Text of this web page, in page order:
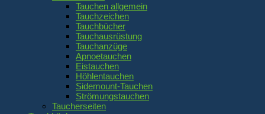
Tauchen allgemein
Tauchzeichen
Tauchbücher
Tauchausrüstung
Tauchanzüge
Apnoetauchen
Eistauchen
Höhlentauchen
Sidemount-Tauchen
Strömungstauchen
Taucherseiten